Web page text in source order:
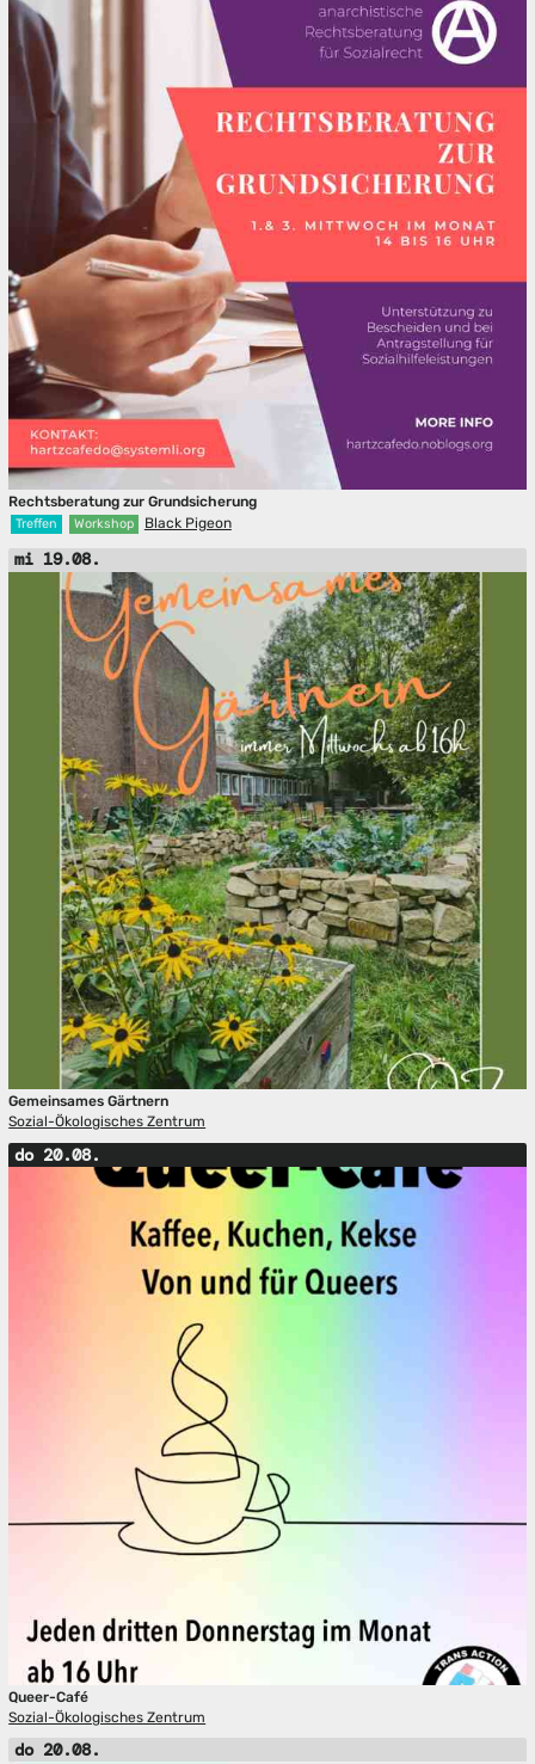
Rechtsberatung zur Grundsicherung
Treffen Workshop Black Pigeon
mi 19.08.
Gemeinsames Gärtnern
Sozial-Ökologisches Zentrum
do 20.08.
Queer-Café
Sozial-Ökologisches Zentrum
do 20.08.